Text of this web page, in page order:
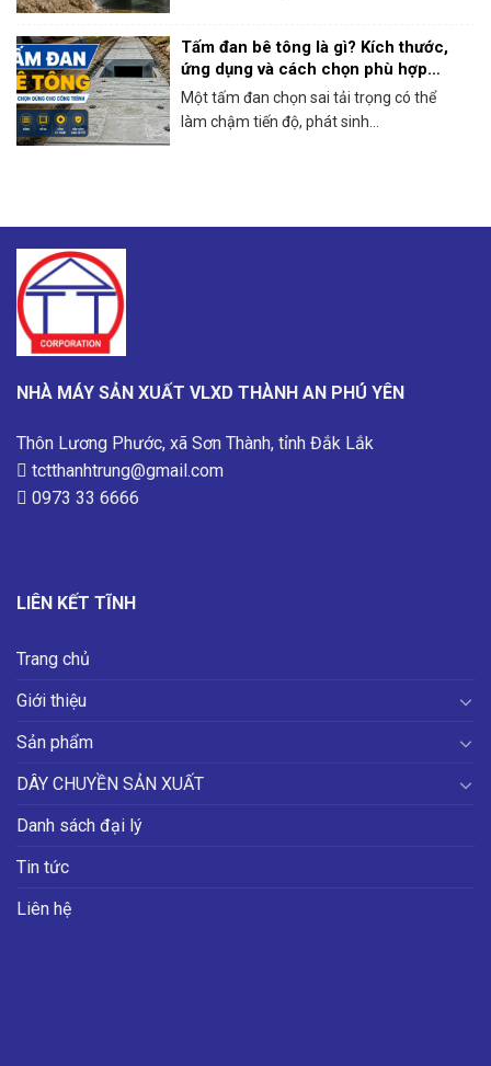
Tấm đan bê tông là gì? Kích thước,
ứng dụng và cách chọn phù hợp
công trình
Một tấm đan chọn sai tải trọng có thể
làm chậm tiến độ, phát sinh...
NHÀ MÁY SẢN XUẤT VLXD THÀNH AN PHÚ YÊN
Thôn Lương Phước, xã Sơn Thành, tỉnh Đắk Lắk
tctthanhtrung@gmail.com
0973 33 6666
LIÊN KẾT TĨNH
Trang chủ
Giới thiệu
Sản phẩm
DÂY CHUYỀN SẢN XUẤT
Danh sách đại lý
Tin tức
Liên hệ